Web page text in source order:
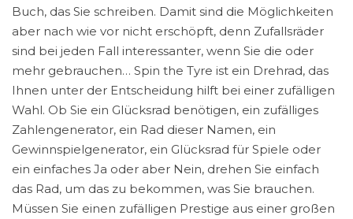
Buch, das Sie schreiben. Damit sind die Möglichkeiten
aber nach wie vor nicht erschöpft, denn Zufallsräder
sind bei jeden Fall interessanter, wenn Sie die oder
mehr gebrauchen… Spin the Tyre ist ein Drehrad, das
Ihnen unter der Entscheidung hilft bei einer zufälligen
Wahl. Ob Sie ein Glücksrad benötigen, ein zufälliges
Zahlengenerator, ein Rad dieser Namen, ein
Gewinnspielgenerator, ein Glücksrad für Spiele oder
ein einfaches Ja oder aber Nein, drehen Sie einfach
das Rad, um das zu bekommen, was Sie brauchen.
Müssen Sie einen zufälligen Prestige aus einer großen